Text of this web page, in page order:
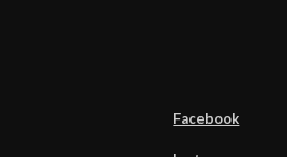
Facebook